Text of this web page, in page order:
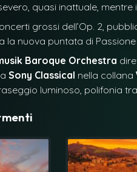
quasi inattuale,
grossi dell’Op. 2,
la nuova puntata di
Baroque Orchestra
Sony Classical nella collana
luminoso, polifonia